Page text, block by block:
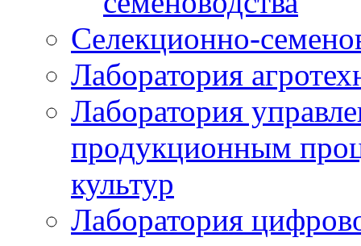
Селекционно-
Лаборатория
Лаборатория
продукционным
культур
Лаборатория